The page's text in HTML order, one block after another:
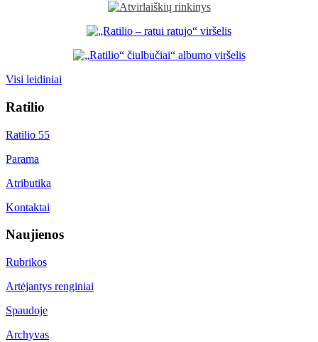
Visi leidiniai
Ratilio
Ratilio 55
Parama
Atributika
Kontaktai
Naujienos
Rubrikos
Artėjantys renginiai
Spaudoje
Archyvas